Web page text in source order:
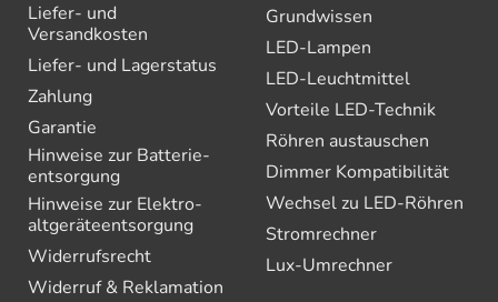
Liefer- und
Versandkosten
Liefer- und Lagerstatus
Zahlung
Garantie
Hinweise zur Batterie­
entsorgung
Hinweise zur Elektro­
altgeräte­entsorgung
Widerrufsrecht
Widerruf & Reklamation
Grundwissen
LED-Lampen
LED-Leuchtmittel
Vorteile LED-Technik
Röhren austauschen
Dimmer Kompatibilität
Wechsel zu LED-Röhren
Stromrechner
Lux-Umrechner